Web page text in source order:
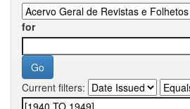
for
Current filters: